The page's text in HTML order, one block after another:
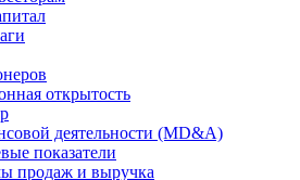
открытость
деятельности (MD&A)
показатели
продаж и выручка